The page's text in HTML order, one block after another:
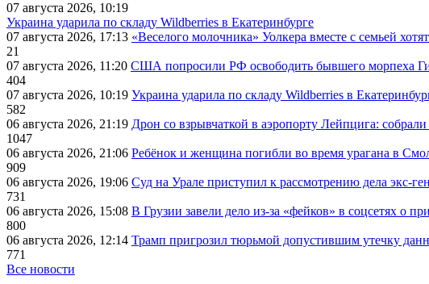
07 августа 2026, 10:19
Украина ударила по складу Wildberries в Екатеринбурге
07 августа 2026, 17:13 «Веселого молочника» Уолкера вместе с семьей
21
07 августа 2026, 11:20 США попросили РФ освободить бывшего морпеха
404
07 августа 2026, 10:19 Украина ударила по складу Wildberries в
582
06 августа 2026, 21:19 Дрон со взрывчаткой в аэропорту Лейпцига:
1047
06 августа 2026, 21:06 Ребёнок и женщина погибли во время урагана в
909
06 августа 2026, 19:06 Суд на Урале приступил к рассмотрению дела экс-
731
06 августа 2026, 15:08 В Грузии завели дело из-за «фейков» в соцсетях о
800
06 августа 2026, 12:14 Трамп пригрозил тюрьмой допустившим утечку
771
Все новости